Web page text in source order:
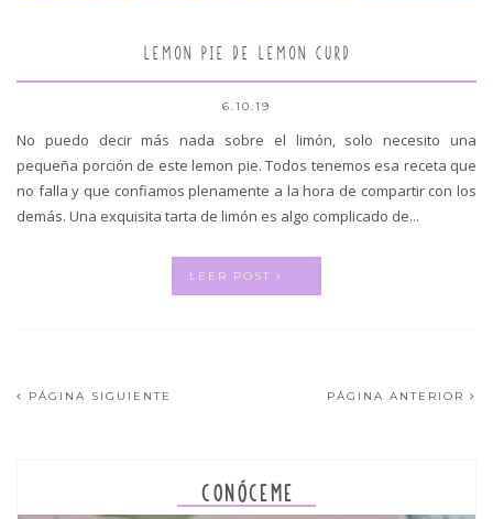
LEMON PIE DE LEMON CURD
6.10.19
No puedo decir más nada sobre el limón, solo necesito una
pequeña porción de este lemon pie. Todos tenemos esa receta que
no falla y que confiamos plenamente a la hora de compartir con los
demás. Una exquisita tarta de limón es algo complicado de...
LEER POST
PÁGINA SIGUIENTE PÁGINA ANTERIOR
CONÓCEME